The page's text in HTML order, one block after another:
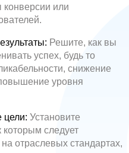
или
Решите, как вы
успех, будь то
снижение
уровня
цели: Установите
следует
отраслевых стандартах,